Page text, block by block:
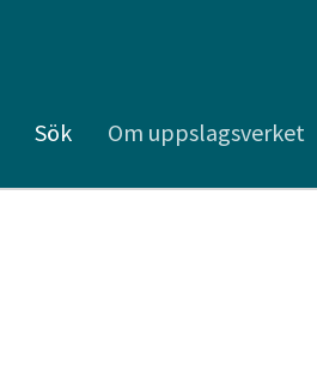
Sök Om uppslagsverket